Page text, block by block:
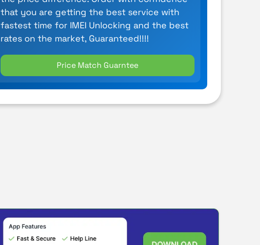
that you are getting the best service with
fastest time for IMEI Unlocking and the best
rates on the market, Guaranteed!!!!
Price Match Guarntee